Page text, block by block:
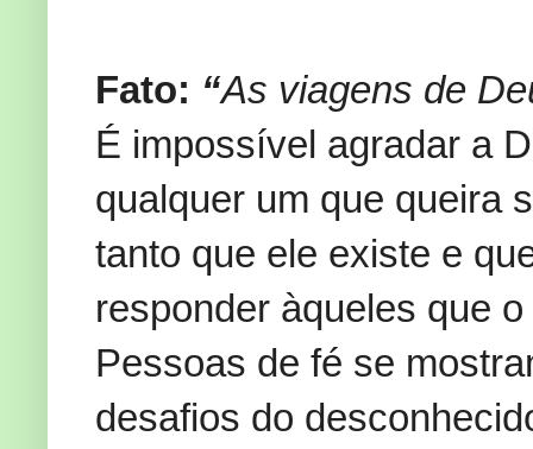
Fato: “As viagens de
É impossível agradar a
qualquer um que queira
tanto que ele existe e
responder àqueles que
Pessoas de fé se
desafios do